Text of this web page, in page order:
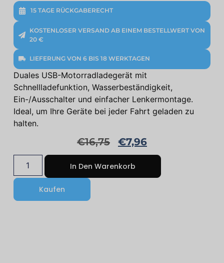
15 TAGE RÜCKGABERECHT
KOSTENLOSER VERSAND AB EINEM BESTELLWERT VON
20 €
LIEFERUNG VON 6 BIS 18 WERKTAGEN
Duales USB-Motorradladegerät mit
Schnellladefunktion, Wasserbeständigkeit,
Ein-/Ausschalter und einfacher Lenkermontage.
Ideal, um Ihre Geräte bei jeder Fahrt geladen zu
halten.
€16,75 €7,96
In Den Warenkorb
Kaufen